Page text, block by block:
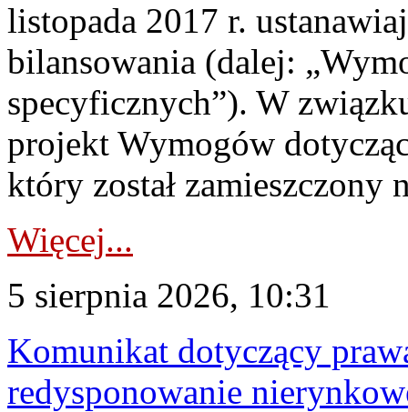
listopada 2017 r.
bilansowania (dalej:
specyficznych”). W
projekt Wymogów
który został zamieszczony
Więcej...
5 sierpnia 2026, 10:31
Komunikat dotyczący
redysponowanie